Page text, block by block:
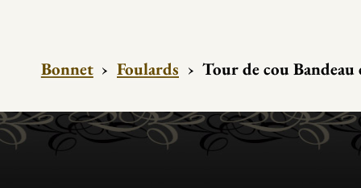
Bonnet › Foulards › Tour de cou